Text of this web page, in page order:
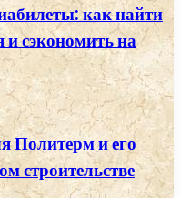
как найти
сэкономить на
Политерм и его
строительстве